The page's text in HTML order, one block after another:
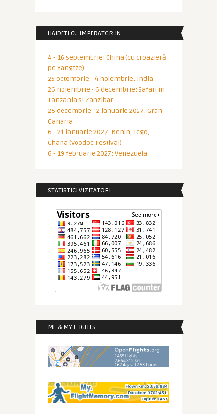
HAIDETI CU IMPERATOR IN …
4 - 16 septembrie: China (cu croazieră
pe Yangtze)
25 octombrie - 4 noiembrie: India
26 noiembrie - 6 decembrie: Safari in
Tanzania si Zanzibar
26 decembrie - 2 ianuarie 2027: Gran
Canaria
6 - 21 ianuarie 2027: Benin, Togo,
Ghana (Voodoo Festival)
6 - 19 februarie 2027: Venezuela
STATISTICI VIZITATORI
ME & MY FLIGHTS